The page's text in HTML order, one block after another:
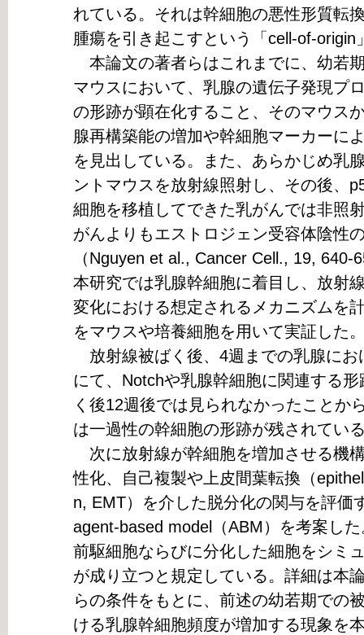
れている。それは幹細胞の悪性形質転
腫瘍を引き起こすという「cell-of-origin
本論文の著者らはこれまでに、幼若
マウスにおいて、乳腺の遺伝子発現プ
の形跡が顕在化すること、そのマウス
腺再構築能の増加や幹細胞マーカーに
を見出している。また、あらかじめ乳
ントマウスを放射線照射し、その後、
細胞を移植してできた乳がんでは非照
がんよりもエストロジェン受容体陰性
（Nguyen et al., Cancer Cell., 19, 640-
本研究では乳腺幹細胞に着目し、放射
変化における想定されるメカニズムを
をマウスや培養細胞を用いて実証した
放射線被ばく後、4週までの乳腺にお
にて、Notchや乳腺幹細胞に関連する
く後12週後では見られなかったことか
は一過性の幹細胞の形跡が残されてい
次に放射線が幹細胞を増加させる機
性化、自己複製や上皮間葉転換（
n, EMT）を介した脱分化の関与を評価
agent-based model（ABM）を考案し
前駆細胞ならびに分化した細胞をシミ
が成り立つと規定している。詳細は本
らの条件をもとに、前述の幼若期での
ける乳腺幹細胞頻度が増加する現象を